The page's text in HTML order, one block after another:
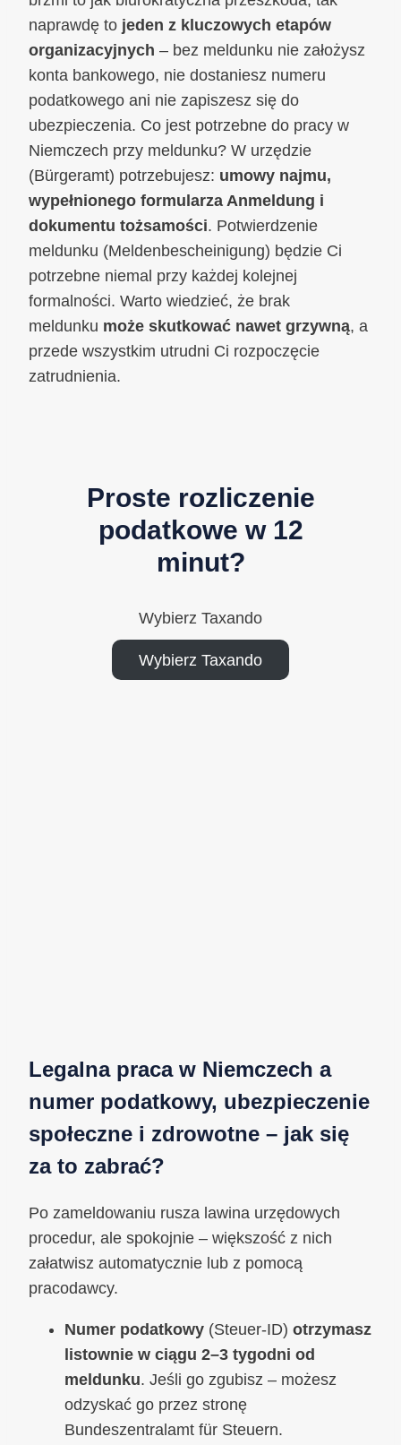
naprawdę to jeden z kluczowych etapów
organizacyjnych – bez meldunku nie założysz
konta bankowego, nie dostaniesz numeru
podatkowego ani nie zapiszesz się do
ubezpieczenia. Co jest potrzebne do pracy w
Niemczech przy meldunku? W urzędzie
(Bürgeramt) potrzebujesz: umowy najmu,
wypełnionego formularza Anmeldung i
dokumentu tożsamości. Potwierdzenie
meldunku (Meldenbescheinigung) będzie Ci
potrzebne niemal przy każdej kolejnej
formalności. Warto wiedzieć, że brak
meldunku może skutkować nawet grzywną, a
przede wszystkim utrudni Ci rozpoczęcie
zatrudnienia.
Proste rozliczenie
podatkowe w 12
minut?
Wybierz Taxando
Wybierz Taxando
Legalna praca w Niemczech a
numer podatkowy, ubezpieczenie
społeczne i zdrowotne – jak się
za to zabrać?
Po zameldowaniu rusza lawina urzędowych
procedur, ale spokojnie – większość z nich
załatwisz automatycznie lub z pomocą
pracodawcy.
Numer podatkowy (Steuer-ID) otrzymasz
listownie w ciągu 2–3 tygodni od
meldunku. Jeśli go zgubisz – możesz
odzyskać go przez stronę
Bundeszentralamt für Steuern.